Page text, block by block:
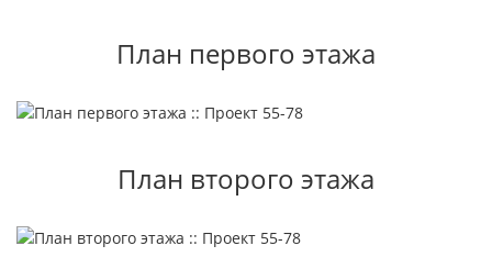
План первого этажа
План второго этажа